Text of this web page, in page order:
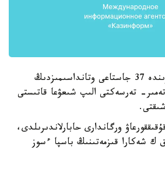
شەكارالىق تەكسەرۋ كەزىندە 37 جاستاعى وتانداسىمىزدىڭ
تەرسەكتى الىپ شىعۋعا قاتىستى
ورگاندارى حابارلاندىرىلدى،
ك شەكارا قىزمەتىنىڭ باسپا ءسوز